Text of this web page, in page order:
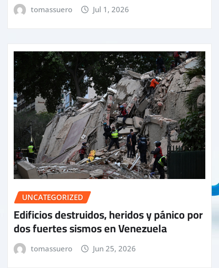
tomassuero Jul 1, 2026
UNCATEGORIZED
Edificios destruidos, heridos y pánico por
dos fuertes sismos en Venezuela
tomassuero Jun 25, 2026